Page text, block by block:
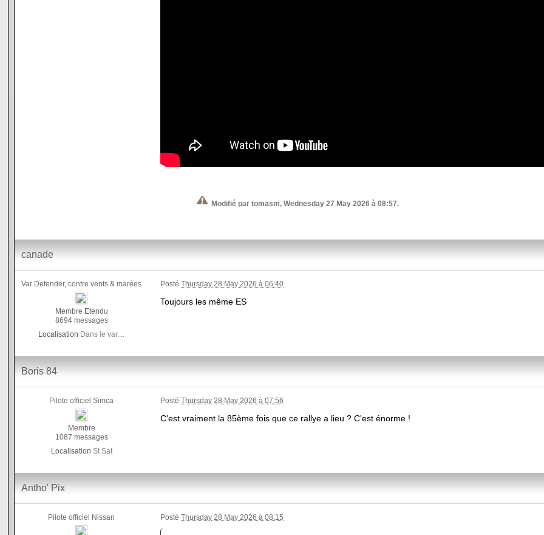
Modifié par tomasm, Wednesday 27 May 2026 à 08:57.
canade
Var Defender, contre vents & marées
Membre Etendu
8694 messages
Localisation Dans le var....
PostéThursday 28 May 2026 à 06:40
Toujours les même ES
Boris 84
Pilote officiel Simca
Membre
1087 messages
Localisation St Sat
PostéThursday 28 May 2026 à 07:56
C'est vraiment la 85ème fois que ce rallye a lieu ? C'est énorme !
Antho' Pix
Pilote officiel Nissan PostéThursday 28 May 2026 à 08:15